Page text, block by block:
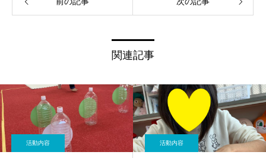
関連記事
活動内容 活動内容